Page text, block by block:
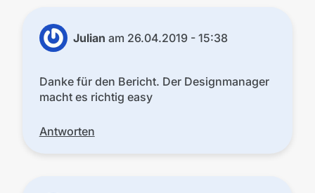
Julian am 26.04.2019 - 15:38
Danke für den Bericht. Der Designmanager
macht es richtig easy
Antworten